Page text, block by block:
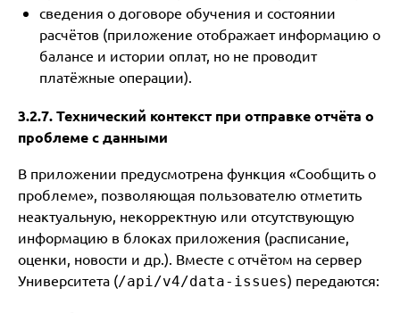
сведения о договоре обучения и состоянии
расчётов (приложение отображает информацию о
балансе и истории оплат, но не проводит
платёжные операции).
3.2.7. Технический контекст при отправке отчёта о
проблеме с данными
В приложении предусмотрена функция «Сообщить о
проблеме», позволяющая пользователю отметить
неактуальную, некорректную или отсутствующую
информацию в блоках приложения (расписание,
оценки, новости и др.). Вместе с отчётом на сервер
Университета (/api/v4/data-issues) передаются: